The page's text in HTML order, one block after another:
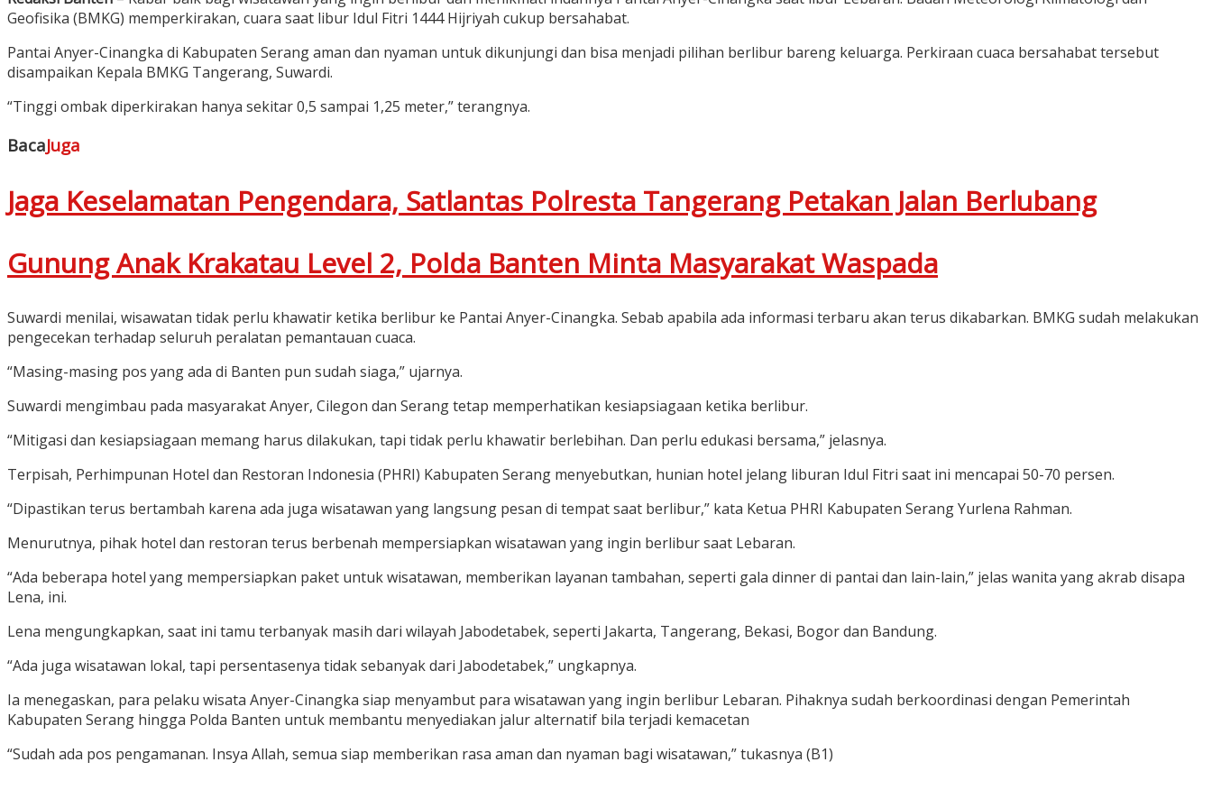
Geofisika (BMKG) memperkirakan, cuara saat libur Idul Fitri 1444 Hijriyah cukup bersahabat.
Pantai Anyer-Cinangka di Kabupaten Serang aman dan nyaman untuk dikunjungi dan bisa menjadi pilihan berlibur bareng keluarga. Perkiraan cuaca bersahabat tersebut
disampaikan Kepala BMKG Tangerang, Suwardi.
“Tinggi ombak diperkirakan hanya sekitar 0,5 sampai 1,25 meter,” terangnya.
BacaJuga
Jaga Keselamatan Pengendara, Satlantas Polresta Tangerang Petakan Jalan Berlubang
Gunung Anak Krakatau Level 2, Polda Banten Minta Masyarakat Waspada
Suwardi menilai, wisawatan tidak perlu khawatir ketika berlibur ke Pantai Anyer-Cinangka. Sebab apabila ada informasi terbaru akan terus dikabarkan. BMKG sudah melakukan
pengecekan terhadap seluruh peralatan pemantauan cuaca.
“Masing-masing pos yang ada di Banten pun sudah siaga,” ujarnya.
Suwardi mengimbau pada masyarakat Anyer, Cilegon dan Serang tetap memperhatikan kesiapsiagaan ketika berlibur.
“Mitigasi dan kesiapsiagaan memang harus dilakukan, tapi tidak perlu khawatir berlebihan. Dan perlu edukasi bersama,” jelasnya.
Terpisah, Perhimpunan Hotel dan Restoran Indonesia (PHRI) Kabupaten Serang menyebutkan, hunian hotel jelang liburan Idul Fitri saat ini mencapai 50-70 persen.
“Dipastikan terus bertambah karena ada juga wisatawan yang langsung pesan di tempat saat berlibur,” kata Ketua PHRI Kabupaten Serang Yurlena Rahman.
Menurutnya, pihak hotel dan restoran terus berbenah mempersiapkan wisatawan yang ingin berlibur saat Lebaran.
“Ada beberapa hotel yang mempersiapkan paket untuk wisatawan, memberikan layanan tambahan, seperti gala dinner di pantai dan lain-lain,” jelas wanita yang akrab disapa
Lena, ini.
Lena mengungkapkan, saat ini tamu terbanyak masih dari wilayah Jabodetabek, seperti Jakarta, Tangerang, Bekasi, Bogor dan Bandung.
“Ada juga wisatawan lokal, tapi persentasenya tidak sebanyak dari Jabodetabek,” ungkapnya.
Ia menegaskan, para pelaku wisata Anyer-Cinangka siap menyambut para wisatawan yang ingin berlibur Lebaran. Pihaknya sudah berkoordinasi dengan Pemerintah
Kabupaten Serang hingga Polda Banten untuk membantu menyediakan jalur alternatif bila terjadi kemacetan
“Sudah ada pos pengamanan. Insya Allah, semua siap memberikan rasa aman dan nyaman bagi wisatawan,” tukasnya (B1)